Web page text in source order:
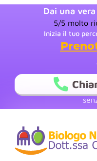
Dai una
5/5 molto
Inizia il tuo